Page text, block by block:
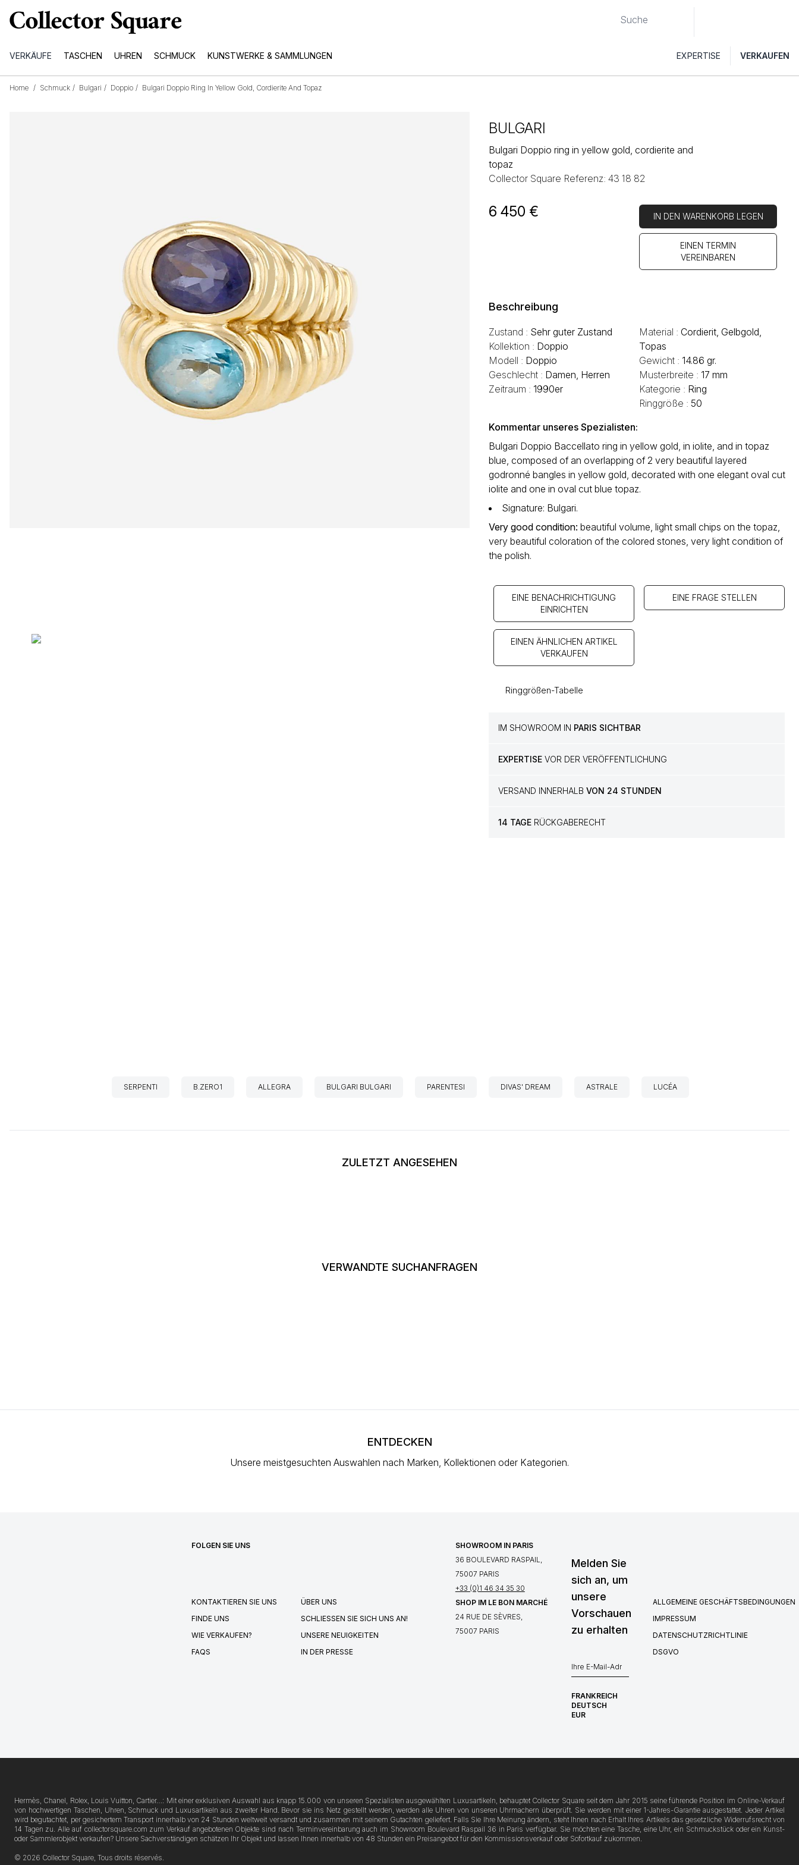
VERKÄUFE TASCHEN UHREN SCHMUCK KUNSTWERKE & SAMMLUNGEN EXPERTISE VERKAUFEN
Home / Schmuck / Bulgari / Doppio / Bulgari Doppio Ring In Yellow Gold, Cordierite And Topaz
BULGARI
Bulgari Doppio ring in yellow gold, cordierite and
topaz
Collector Square Referenz: 43 18 82
6 450 € IN DEN WARENKORB LEGEN
EINEN TERMIN
VEREINBAREN
Beschreibung
Zustand : Sehr guter Zustand
Kollektion : Doppio
Modell : Doppio
Geschlecht : Damen, Herren
Zeitraum :1990er
Material : Cordierit, Gelbgold,
Topas
Gewicht :14.86 gr.
Musterbreite :17 mm
Kategorie : Ring
Ringgröße : 50
Kommentar unseres Spezialisten:
Bulgari Doppio Baccellato ring in yellow gold, in iolite, and in topaz
blue, composed of an overlapping of 2 very beautiful layered
godronné bangles in yellow gold, decorated with one elegant oval cut
iolite and one in oval cut blue topaz.
Signature: Bulgari.
Very good condition:beautiful volume, light small chips on the topaz,
very beautiful coloration of the colored stones, very light condition of
the polish.
EINE BENACHRICHTIGUNG
EINRICHTEN
EINE FRAGE STELLEN
EINEN ÄHNLICHEN ARTIKEL
VERKAUFEN
Ringgrößen-Tabelle
IM SHOWROOM IN PARIS SICHTBAR
EXPERTISE VOR DER VERÖFFENTLICHUNG
VERSAND INNERHALBVON 24 STUNDEN
14 TAGE RÜCKGABERECHT
SERPENTI B.ZERO1 ALLEGRA BULGARI BULGARI PARENTESI DIVAS' DREAM ASTRALE LUCÉA
ZULETZT ANGESEHEN
VERWANDTE SUCHANFRAGEN
ENTDECKEN
Unsere meistgesuchten Auswahlen nach Marken, Kollektionen oder Kategorien.
Melden Sie
sich an, um
unsere
Vorschauen
zu erhalten
FOLGEN SIE UNS
KONTAKTIEREN SIE UNS
FINDE UNS
WIE VERKAUFEN?
FAQS
ÜBER UNS
SCHLIESSEN SIE SICH UNS AN!
UNSERE NEUIGKEITEN
IN DER PRESSE
ALLGEMEINE GESCHÄFTSBEDINGUNGEN
IMPRESSUM
DATENSCHUTZRICHTLINIE
DSGVO
SHOWROOM IN PARIS
36 BOULEVARD RASPAIL,
75007 PARIS
+33 (0)1 46 34 35 30
SHOP IM LE BON MARCHÉ
24 RUE DE SÈVRES,
75007 PARIS
FRANKREICH
DEUTSCH
EUR
Hermès, Chanel, Rolex, Louis Vuitton, Cartier…: Mit einer exklusiven Auswahl aus knapp 15.000 von unseren Spezialisten ausgewählten Luxusartikeln, behauptet Collector Square seit dem Jahr 2015 seine führende Position im Online-Verkauf
von hochwertigen Taschen, Uhren, Schmuck und Luxusartikeln aus zweiter Hand. Bevor sie ins Netz gestellt werden, werden alle Uhren von unseren Uhrmachern überprüft. Sie werden mit einer 1-Jahres-Garantie ausgestattet. Jeder Artikel
wird begutachtet, per gesichertem Transport innerhalb von 24 Stunden weltweit versandt und zusammen mit seinem Gutachten geliefert. Falls Sie Ihre Meinung ändern, steht Ihnen nach Erhalt Ihres Artikels das gesetzliche Widerrufsrecht von
14 Tagen zu. Alle auf collectorsquare.com zum Verkauf angebotenen Objekte sind nach Terminvereinbarung auch im Showroom Boulevard Raspail 36 in Paris verfügbar. Sie möchten eine Tasche, eine Uhr, ein Schmuckstück oder ein Kunst-
oder Sammlerobjekt verkaufen? Unsere Sachverständigen schätzen Ihr Objekt und lassen Ihnen innerhalb von 48 Stunden ein Preisangebot für den Kommissionsverkauf oder Sofortkauf zukommen.
© 2026 Collector Square, Tous droits réservés.